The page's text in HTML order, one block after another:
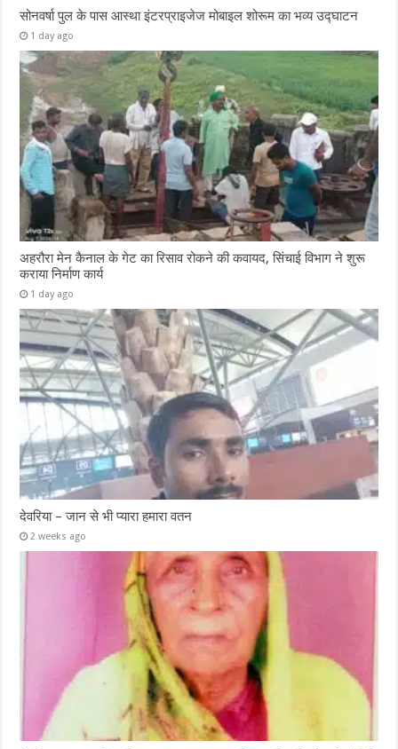
सोनवर्षा पुल के पास आस्था इंटरप्राइजेज मोबाइल शोरूम का भव्य उद्घाटन
1 day ago
अहरौरा मेन कैनाल के गेट का रिसाव रोकने की कवायद, सिंचाई विभाग ने शुरू
कराया निर्माण कार्य
1 day ago
देवरिया – जान से भी प्यारा हमारा वतन
2 weeks ago